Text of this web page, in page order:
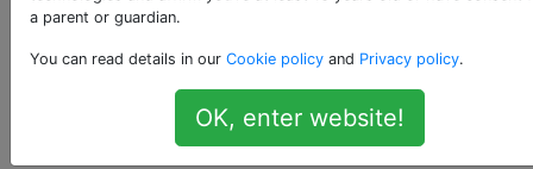
sur un Android 4.4.2
non rooté?
a parent or guardian.
You can read details in our Cookie policy and Privacy policy.
OK, enter website!